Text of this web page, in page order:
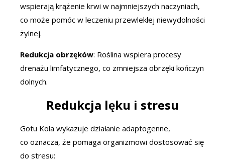
wspierają krążenie krwi w najmniejszych naczyniach,
co może pomóc w leczeniu przewlekłej niewydolności
żylnej.
Redukcja obrzęków: Roślina wspiera procesy
drenażu limfatycznego, co zmniejsza obrzęki kończyn
dolnych.
Redukcja lęku i stresu
Gotu Kola wykazuje działanie adaptogenne,
co oznacza, że pomaga organizmowi dostosować się
do stresu: